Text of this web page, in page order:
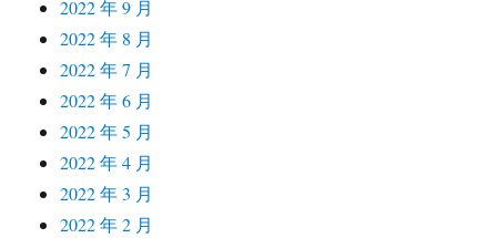
2022 年 9 月
2022 年 8 月
2022 年 7 月
2022 年 6 月
2022 年 5 月
2022 年 4 月
2022 年 3 月
2022 年 2 月